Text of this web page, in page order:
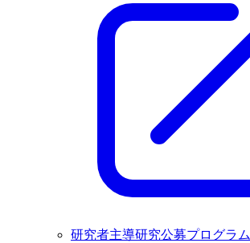
研究者主導研究公募プログラム